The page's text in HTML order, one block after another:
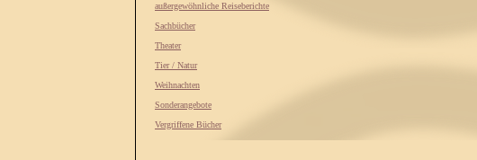
außergewöhnliche Reiseberichte
Sachbücher
Theater
Tier / Natur
Weihnachten
Sonderangebote
Vergriffene Bücher